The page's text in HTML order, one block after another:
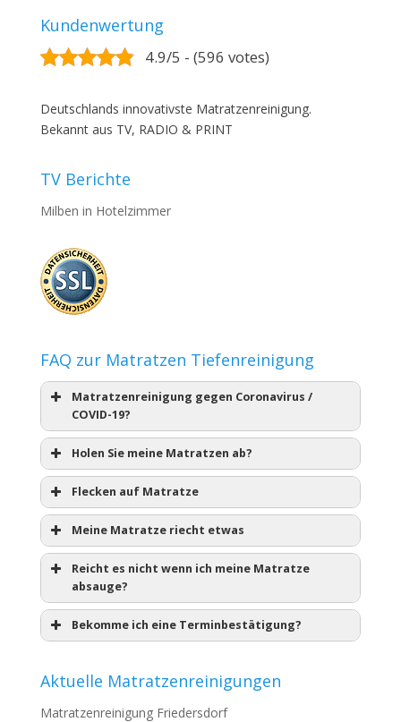
Kundenwertung
4.9/5 - (596 votes)
Deutschlands innovativste Matratzenreinigung.
Bekannt aus TV, RADIO & PRINT
TV Berichte
Milben in Hotelzimmer
FAQ zur Matratzen Tiefenreinigung
Matratzenreinigung gegen Coronavirus /
COVID-19?
Holen Sie meine Matratzen ab?
Flecken auf Matratze
Meine Matratze riecht etwas
Reicht es nicht wenn ich meine Matratze
absauge?
Bekomme ich eine Terminbestätigung?
Aktuelle Matratzenreinigungen
Matratzenreinigung Friedersdorf